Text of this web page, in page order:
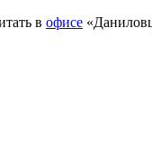
в офисе